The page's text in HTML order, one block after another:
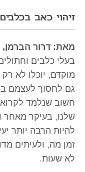
זיהוי כאב
מאת: דרור
בעלי כלבים
מוקדם, יוכלו לא
גם לחסוך לעצמם
חשוב שנלמד
שלנו, בעיקר מאחר
להיות הרבה יותר
זמן מה, ולעיתים
לא שעות.